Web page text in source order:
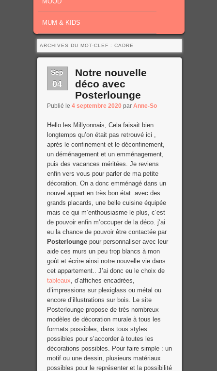
MUM & KIDS
ARCHIVES DU MOT-CLEF : CADRE
Sep
04
Notre nouvelle
déco avec
Posterlounge
Publié le 4 septembre 2020 par Anne-So
Hello les Millyonnais, Cela faisait bien
longtemps qu’on était pas retrouvé ici ,
après le confinement et le déconfinement,
un déménagement et un emménagement,
puis des vacances méritées. Je reviens
enfin vers vous pour parler de ma petite
décoration. On a donc emménagé dans un
nouvel appart en très bon état avec des
grands placards, une belle cuisine équipée
mais ce qui m’enthousiasme le plus, c’est
de pouvoir enfin m’occuper de la déco. j’ai
eu la chance de pouvoir être contactée par
Posterloungepour personnaliser avec leur
aide ces murs un peu trop blancs à mon
goût et écrire ainsi notre nouvelle vie dans
cet appartement.. J’ai donc eu le choix de
tableaux , d’affiches encadrées,
d’impressions sur plexiglass ou métal ou
encore d’illustrations sur bois. Le site
Posterlounge propose de très nombreux
modèles de décoration murale à tous les
formats possibles, dans tous styles
possibles pour s’accorder à toutes les
décorations possibles. Pour faire simple : un
motif ou une dessin, plusieurs matériaux
possibles pour le représenter et la possibilité